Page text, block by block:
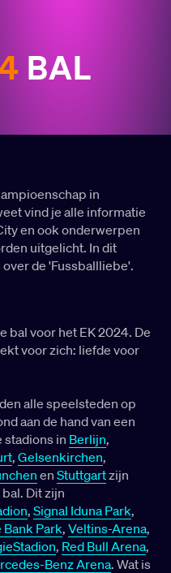
BAL
in
vind je alle informatie
en ook onderwerpen
uitgelicht. In dit
de 'Fussballliebe'.
bal voor het EK 2024. De
voor zich: liefde voor
alle speelsteden op
aan de hand van een
stadions in Berlijn,
, Gelsenkirchen,
en Stuttgartzijn
Dit zijn
, Signal Iduna Park,
Bank Park, Veltins-Arena,
, Red Bull Arena,
Benz Arena. Wat is